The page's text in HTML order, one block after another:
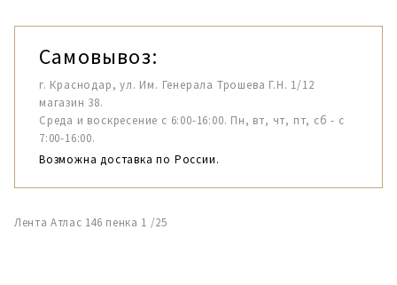
Самовывоз:
г. Краснодар, ул. Им. Генерала Трошева Г.Н. 1/12
магазин 38.
Среда и воскресение с 6:00-16:00. Пн, вт, чт, пт, сб - с
7:00-16:00.
Возможна доставка по России.
Лента Атлас 146 пенка 1 /25